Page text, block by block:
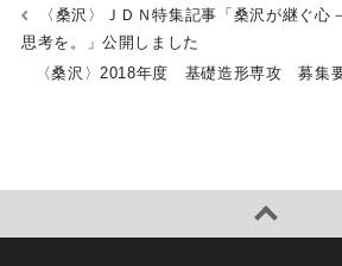
〈桑沢〉ＪＤＮ特集記事「桑沢が継ぐ心
思考を。」公開しました
〈桑沢〉2018年度 基礎造形専攻 募集